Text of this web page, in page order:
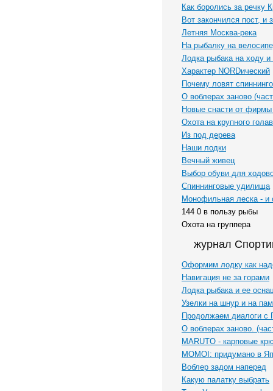
Как боролись за речку
Вот закончился пост, и
Летняя Москва-река
На рыбалку на
Лодка рыбака на ходу и
Характер NORDический
Почему ловят
О воблерах заново
Новые снасти от
Охота на крупного
Из под дерева
Наши лодки
Вечный живец
Выбор обуви для
Спиннинговые удилища
Монофильная леска - и
144 0 в пользу рыбы
Охота на группера
журнал
Оформим лодку как
Навигация не за горами
Лодка рыбака и ее
Узелки на шнур и на
Продолжаем диалоги с
О воблерах заново.
MARUTO - карповые
MOMOI: придумано в
Воблер задом наперед
Какую палатку выбрать